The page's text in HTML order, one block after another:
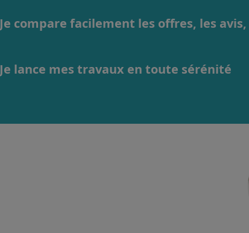
Je compare facilement les offres, les
Je lance mes travaux en toute sérénité